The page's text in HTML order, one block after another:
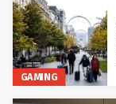
GAMING